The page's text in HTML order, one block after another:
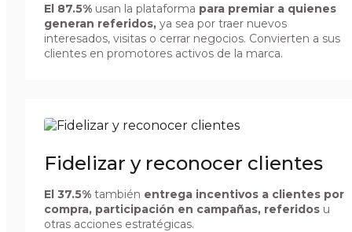
El 87.5% usan la plataforma para premiar a quienes
generan referidos, ya sea por traer nuevos
interesados, visitas o cerrar negocios. Convierten a sus
clientes en promotores activos de la marca.
Fidelizar y reconocer clientes
El 37.5% también entrega incentivos a clientes por
compra, participación en campañas, referidos u
otras acciones estratégicas.